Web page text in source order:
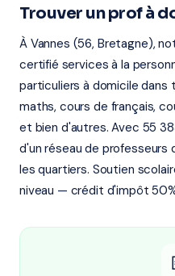
Trouver un prof à
À Vannes (56, Bretagne),
certifié services à la
particuliers à domicile
maths, cours de français,
et bien d'autres. Avec 55
d'un réseau de professeurs
les quartiers. Soutien
niveau — crédit d'impôt